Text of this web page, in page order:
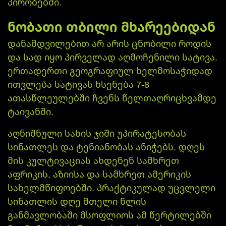
ნობათი თბილი მხარეებიდან
დანამდვილებით არ არის ცნობილი როდის
და სად იყო პირველად აღმოჩენილი სატივა.
ერთადერთი გეოგრაფიულ ხელმოსაჭიდად
ითვლება სატივას ხსენება 7-8
ათასწლეულებში ჩვენს წელთაღრიცხვამდე
ტაივანში.
აღნიშნული სახის ჯიში უპირატესობას
სინათლეს და ტენიანობას ანიჭებს. დღეს
მის კულტივაციას ახდენენ სამხრეთ
აფრიკის, აზიისა და სამხრეთ ამერიკის
სახელმწიფოებში. პრაქტიკულად უცვლელი
სინათლის დღე მთელი წლის
განმავლობაში მსოფლიოს ამ წერტილებში